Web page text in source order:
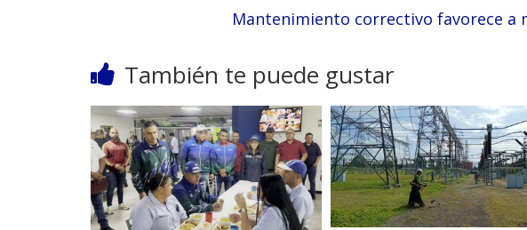
Mantenimiento correctivo favorece a
También te puede gustar